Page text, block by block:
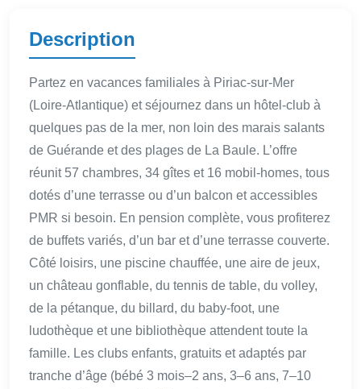
Description
Partez en vacances familiales à Piriac-sur-Mer
(Loire-Atlantique) et séjournez dans un hôtel-club à
quelques pas de la mer, non loin des marais salants
de Guérande et des plages de La Baule. L’offre
réunit 57 chambres, 34 gîtes et 16 mobil-homes, tous
dotés d’une terrasse ou d’un balcon et accessibles
PMR si besoin. En pension complète, vous profiterez
de buffets variés, d’un bar et d’une terrasse couverte.
Côté loisirs, une piscine chauffée, une aire de jeux,
un château gonflable, du tennis de table, du volley,
de la pétanque, du billard, du baby-foot, une
ludothèque et une bibliothèque attendent toute la
famille. Les clubs enfants, gratuits et adaptés par
tranche d’âge (bébé 3 mois–2 ans, 3–6 ans, 7–10